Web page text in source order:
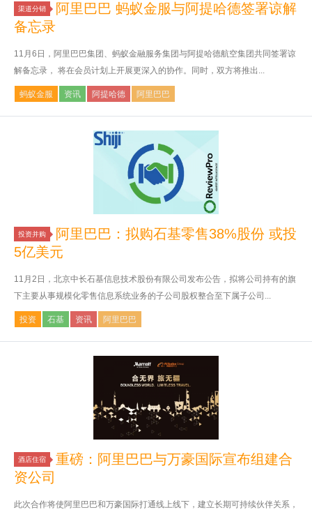
渠道分销
阿里巴巴 蚂蚁金服与阿提哈德签署谅解
备忘录
11月6日，阿里巴巴集团、蚂蚁金融服务集团与阿提哈德航空集团共同签署谅
解备忘录， 将在会员计划上开展更深入的协作。同时，双方将推出...
蚂蚁金服 资讯 阿提哈德 阿里巴巴
投资并购
阿里巴巴：拟购石基零售38%股份 或投
5亿美元
11月2日，北京中长石基信息技术股份有限公司发布公告，拟将公司持有的旗
下主要从事规模化零售信息系统业务的子公司股权整合至下属子公司...
投资 石基 资讯 阿里巴巴
酒店住宿
重磅：阿里巴巴与万豪国际宣布组建合
资公司
此次合作将使阿里巴巴和万豪国际打通线上线下，建立长期可持续伙伴关系，